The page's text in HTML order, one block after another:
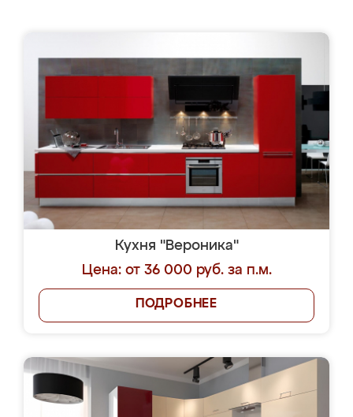
Кухня "Вероника"
Цена: от 36 000 руб. за п.м.
ПОДРОБНЕЕ